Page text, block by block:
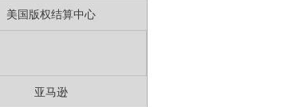
美国版权结算中心
亚马逊